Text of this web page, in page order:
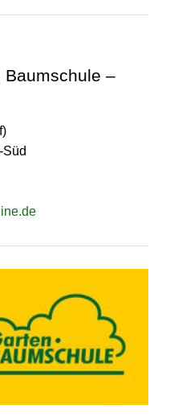
Baumschule –
Süd